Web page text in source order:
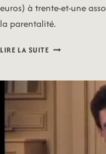
euros) à trente-et-une
la parentalité.
LIRE LA SUITE20/09/21